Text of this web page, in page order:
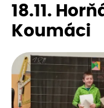
18.11.
Koumáci